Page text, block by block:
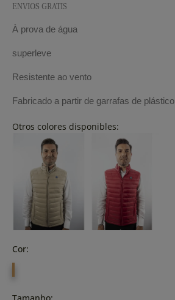
ENVIOS GRATIS
À prova de água
superleve
Resistente ao vento
Fabricado a partir de garrafas de plástico
Otros colores disponibles:
Cor:
Tamanho: